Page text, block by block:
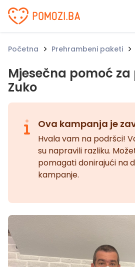
Udruženje Pomozi.ba
Početna Prehrambeni paketi
Mjesečna pomoć
Zuko
Ova kampanja je
Hvala vam na podršci!
su napravili razliku.
pomagati donirajući na
kampanje.